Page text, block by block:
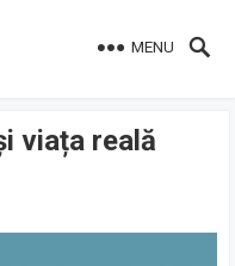
MENU
viața reală